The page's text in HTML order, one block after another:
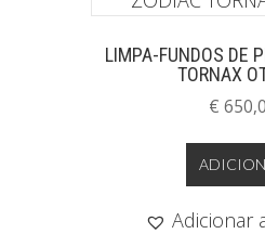
LIMPA-FUNDOS DE
TORNAX
€
Adicionar